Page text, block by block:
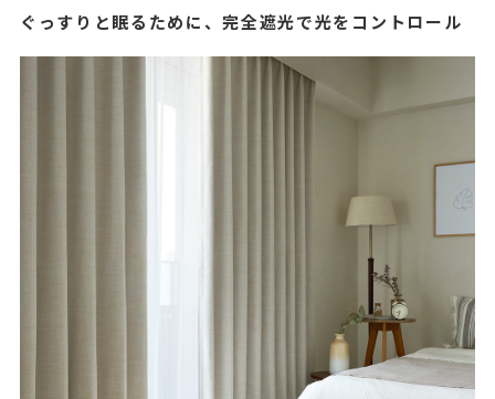
ぐっすりと眠るために、完全遮光で光をコントロール